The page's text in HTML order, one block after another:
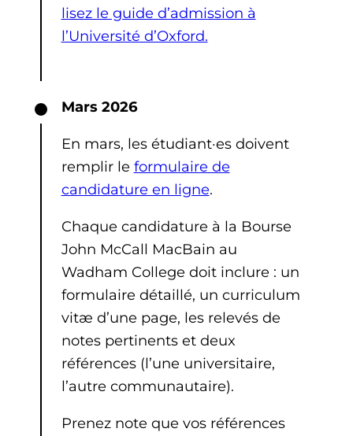
lisez le guide d’admission à
l’Université d’Oxford.
Mars 2026
En mars, les étudiant·es doivent
remplir le formulaire de
candidature en ligne.
Chaque candidature à la Bourse
John McCall MacBain au
Wadham College doit inclure : un
formulaire détaillé, un curriculum
vitæ d’une page, les relevés de
notes pertinents et deux
références (l’une universitaire,
l’autre communautaire).
Prenez note que vos références